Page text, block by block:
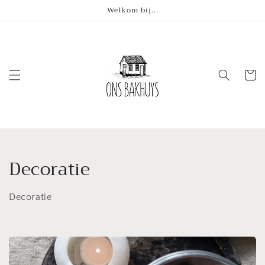
Welkom bij...
C
o
l
Decoratie
Decoratie